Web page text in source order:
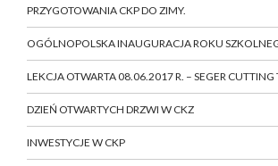
PRZYGOTOWANIA CKP DO ZIMY.
OGÓLNOPOLSKA INAUGURACJA ROKU
LEKCJA OTWARTA 08.06.2017 R. – SEGER CUTTING
DZIEŃ OTWARTYCH DRZWI W CKZ
INWESTYCJE W CKP